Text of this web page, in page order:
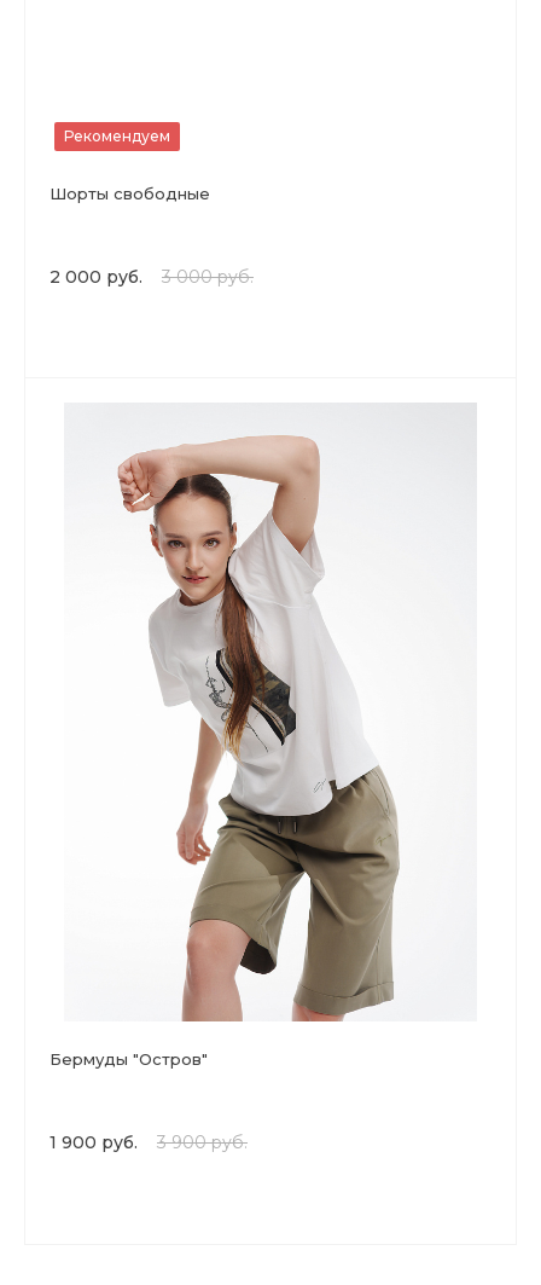
Рекомендуем
Шорты свободные
2 000 руб. 3 000 руб.
Бермуды "Остров"
1 900 руб. 3 900 руб.